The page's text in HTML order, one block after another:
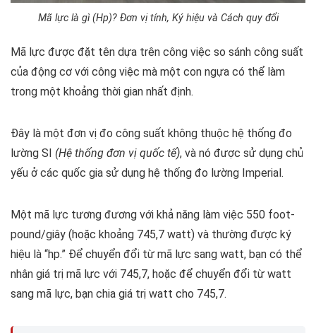
Mã lực là gì (Hp)? Đơn vị tính, Ký hiệu và Cách quy đổi
Mã lực được đặt tên dựa trên công việc so sánh công suất
của động cơ với công việc mà một con ngựa có thể làm
trong một khoảng thời gian nhất định.
Đây là một đơn vị đo công suất không thuộc hệ thống đo
lường SI (Hệ thống đơn vị quốc tế), và nó được sử dụng chủ
yếu ở các quốc gia sử dụng hệ thống đo lường Imperial.
Một mã lực tương đương với khả năng làm việc 550 foot-
pound/giây (hoặc khoảng 745,7 watt) và thường được ký
hiệu là “hp.” Để chuyển đổi từ mã lực sang watt, bạn có thể
nhân giá trị mã lực với 745,7, hoặc để chuyển đổi từ watt
sang mã lực, bạn chia giá trị watt cho 745,7.